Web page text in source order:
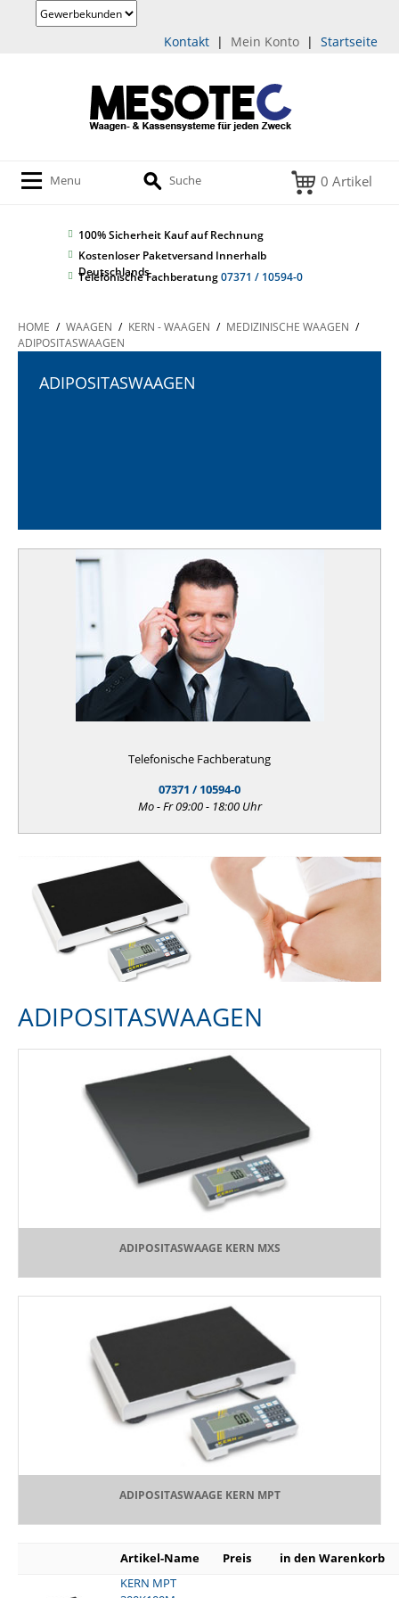
Startseite
|
Mein Konto
|
Kontakt
Menu Suche 0 Artikel
100% Sicherheit Kauf auf Rechnung
Kostenloser Paketversand Innerhalb
Deutschlands
Telefonische Fachberatung07371 / 10594-0
HOME / WAAGEN / KERN - WAAGEN / MEDIZINISCHE WAAGEN /
ADIPOSITASWAAGEN
ADIPOSITASWAAGEN
Telefonische Fachberatung
07371 / 10594-0
Mo - Fr 09:00 - 18:00 Uhr
ADIPOSITASWAAGEN
ADIPOSITASWAAGE KERN MXS
ADIPOSITASWAAGE KERN MPT
Artikel-Name Preis
in den Warenkorb
KERN MPT